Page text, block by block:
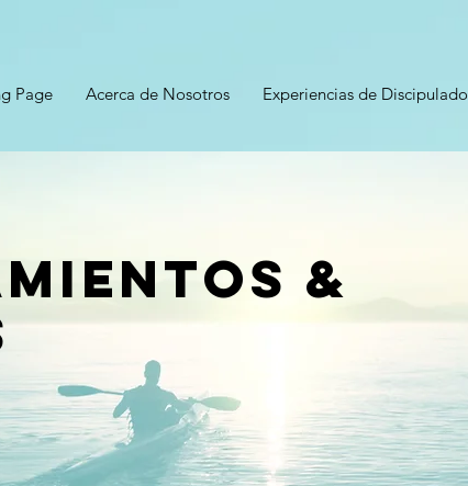
Page Acerca de Nosotros Experiencias de Discipulado
&